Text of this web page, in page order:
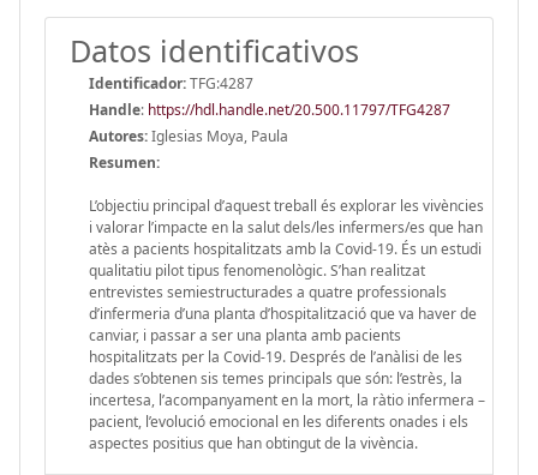
Datos identificativos
Identificador:TFG:4287
Handle: https://hdl.handle.net/20.500.11797/TFG4287
Autores:Iglesias Moya, Paula
Resumen:
L’objectiu principal d’aquest treball és explorar les vivències
i valorar l’impacte en la salut dels/les infermers/es que han
atès a pacients hospitalitzats amb la Covid-19. És un estudi
qualitatiu pilot tipus fenomenològic. S’han realitzat
entrevistes semiestructurades a quatre professionals
d’infermeria d’una planta d’hospitalització que va haver de
canviar, i passar a ser una planta amb pacients
hospitalitzats per la Covid-19. Després de l’anàlisi de les
dades s’obtenen sis temes principals que són: l’estrès, la
incertesa, l’acompanyament en la mort, la ràtio infermera –
pacient, l’evolució emocional en les diferents onades i els
aspectes positius que han obtingut de la vivència.